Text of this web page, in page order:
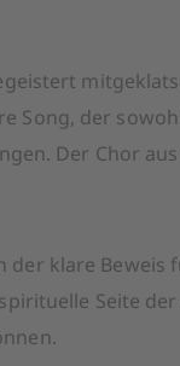
Song, der
Der Chor
klare
Seite